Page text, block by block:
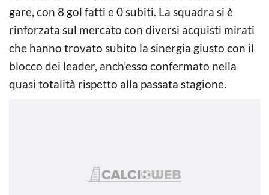
gare, con 8 gol fatti e 0 subiti. La squadra si è
rinforzata sul mercato con diversi acquisti mirati
che hanno trovato subito la sinergia giusto con il
blocco dei leader, anch’esso confermato nella
quasi totalità rispetto alla passata stagione.